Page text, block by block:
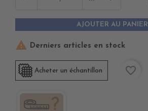
AJOUTER AU PANIER
 Derniers articles en stock
Acheter un échantillon favorite_border